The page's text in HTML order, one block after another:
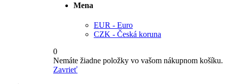
Mena
EUR - Euro
CZK - Česká koruna
0
Nemáte žiadne položky vo vašom nákupnom košíku.
Zavrieť